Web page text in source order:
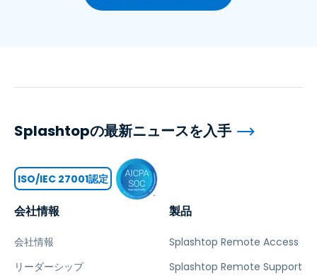
会社情報
会社情報
リーダーシップ
製品
Splashtop Remote Access
Splashtop Remote Support
Splashtopの最新ニュースを入手
ISO/IEC 27001認定